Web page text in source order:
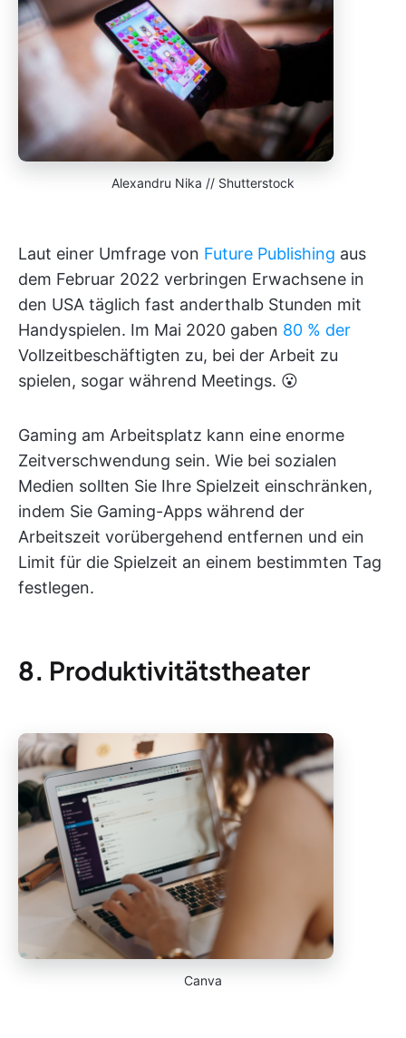
Alexandru Nika // Shutterstock
Laut einer Umfrage von Future Publishing aus
dem Februar 2022 verbringen Erwachsene in
den USA täglich fast anderthalb Stunden mit
Handyspielen. Im Mai 2020 gaben 80 % der
Vollzeitbeschäftigten zu, bei der Arbeit zu
spielen, sogar während Meetings. 😮
Gaming am Arbeitsplatz kann eine enorme
Zeitverschwendung sein. Wie bei sozialen
Medien sollten Sie Ihre Spielzeit einschränken,
indem Sie Gaming-Apps während der
Arbeitszeit vorübergehend entfernen und ein
Limit für die Spielzeit an einem bestimmten Tag
festlegen.
8. Produktivitätstheater
Canva